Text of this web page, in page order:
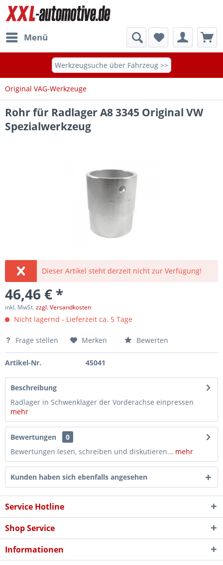
Menü
Werkzeugsuche über Fahrzeug >>
Original VAG-Werkzeuge
Rohr für Radlager A8 3345 Original VW
Spezialwerkzeug
Dieser Artikel steht derzeit nicht zur Verfügung!
46,46 € *
inkl. MwSt.zzgl. Versandkosten
Nicht lagernd - Lieferzeit ca. 5 Tage
Frage stellen Merken Bewerten
Artikel-Nr. 45041
Beschreibung
Radlager in Schwenklager der Vorderachse einpressen
mehr
Bewertungen
0
Bewertungen lesen, schreiben und diskutieren... mehr
Kunden haben sich ebenfalls angesehen
Service Hotline
Shop Service
Informationen